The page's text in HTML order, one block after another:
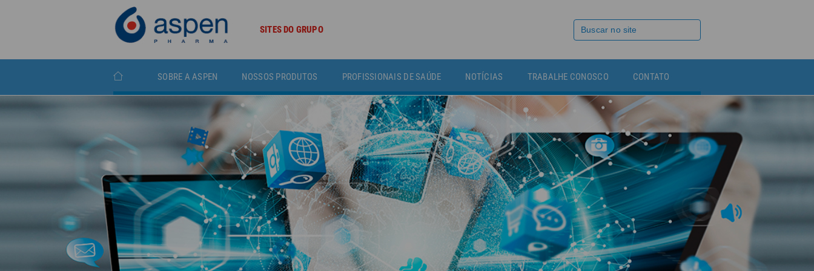
SITES DO GRUPO
SOBRE A ASPEN NOSSOS PRODUTOS PROFISSIONAIS DE SAÚDE NOTÍCIAS TRABALHE CONOSCO CONTATO